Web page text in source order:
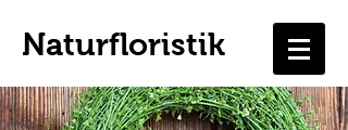
Naturfloristik